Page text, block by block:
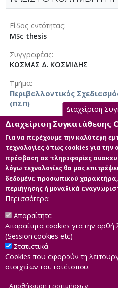
Είδος οντότητας
MSc thesis
Συγγραφέας
ΚΟΣΜΑΣ Δ. ΚΟΣΜΙΔΗΣ
Τμήμα
Περιβαλλοντικός
(ΠΣΠ)
Ημερομηνία έργου
Γλώσσα του έργου
Ελληνικά| Αγγλικά
Άδεια
Items in Apothesis are
rights reserved, unless
Διαχείριση
Διαχείριση Συγκατάθεσης
Για να παρέχουμε την καλύτερη
τεχνολογίες όπως cookies για την
πρόσβαση σε πληροφορίες
λόγω τεχνολογίες θα μας
δεδομένα προσωπικού
περιήγησης ή μοναδικά
Περισσότερα
Απαραίτητα
Απαραίτητα cookies για την ορθή
(Session cookies etc)
Στατιστικά
Cookies που αφορούν τη
στοιχείων του ιστότοπου.
Αποθήκευση προτιμήσεων